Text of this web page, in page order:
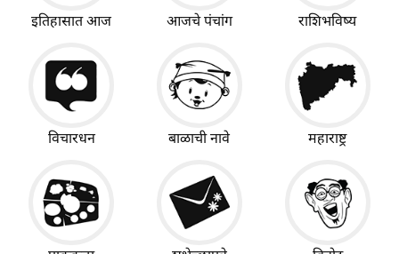
इतिहासात आज आजचे पंचांग राशिभविष्य
विचारधन बाळाची नावे महाराष्ट्र